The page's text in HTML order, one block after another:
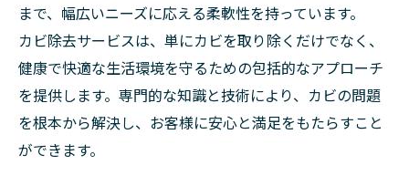
まで、幅広いニーズに応える柔軟性を持っています。
カビ除去サービスは、単にカビを取り除くだけでなく、
健康で快適な生活環境を守るための包括的なアプローチ
を提供します。専門的な知識と技術により、カビの問題
を根本から解決し、お客様に安心と満足をもたらすこと
ができます。